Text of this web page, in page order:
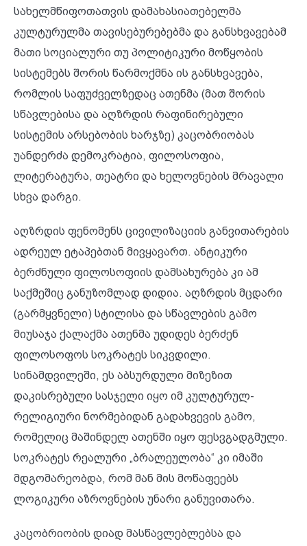
სახელმწიფოთათვის დამახასიათებელმა
კულტურულმა თავისებურებებმა და განსხვავებამ
მათი სოციალური თუ პოლიტიკური მოწყობის
სისტემებს შორის წარმოქმნა ის განსხვავება,
რომლის საფუძველზედაც ათენმა (მათ შორის
სწავლებისა და აღზრდის რაფინირებული
სისტემის არსებობის ხარჯზე) კაცობრიობას
უანდერძა დემოკრატია, ფილოსოფია,
ლიტერატურა, თეატრი და ხელოვნების მრავალი
სხვა დარგი.
აღზრდის ფენომენს ცივილიზაციის განვითარების
ადრეულ ეტაპებთან მივყავართ. ანტიკური
ბერძნული ფილოსოფიის დამსახურება კი ამ
საქმეშიც განუზომლად დიდია. აღზრდის მცდარი
(გარმყვნელი) სტილისა და სწავლების გამო
მიუსაჯა ქალაქმა ათენმა უდიდეს ბერძენ
ფილოსოფოს სოკრატეს სიკვდილი.
სინამდვილეში, ეს აბსურდული მიზეზით
დაკისრებული სასჯელი იყო იმ კულტურულ-
რელიგიური ნორმებიდან გადახვევის გამო,
რომელიც მაშინდელ ათენში იყო ფესვგადგმული.
სოკრატეს რეალური „ბრალეულობა“ კი იმაში
მდგომარეობდა, რომ მან მის მოწაფეებს
ლოგიკური აზროვნების უნარი განუვითარა.
კაცობრიობის დიად მასწავლებლებსა და